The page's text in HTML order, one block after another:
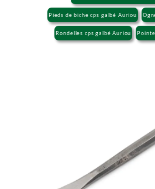
Pieds de biche cps galbé Auriou
Rondelles cps galbé Auriou